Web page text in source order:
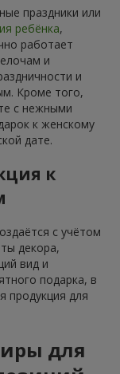
праздники или
ребёнка,
работает
и
и
Кроме того,
с нежными
к женскому
дате.
к
с учётом
декора,
вид и
подарка, в
продукция для
для